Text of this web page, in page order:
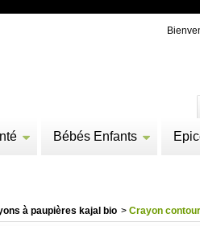
Bébés Enfants
à paupières kajal bio > Crayon